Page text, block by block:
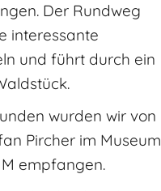
Der Rundweg
interessante
und führt durch ein
wurden wir von
Pircher im Museum
empfangen.